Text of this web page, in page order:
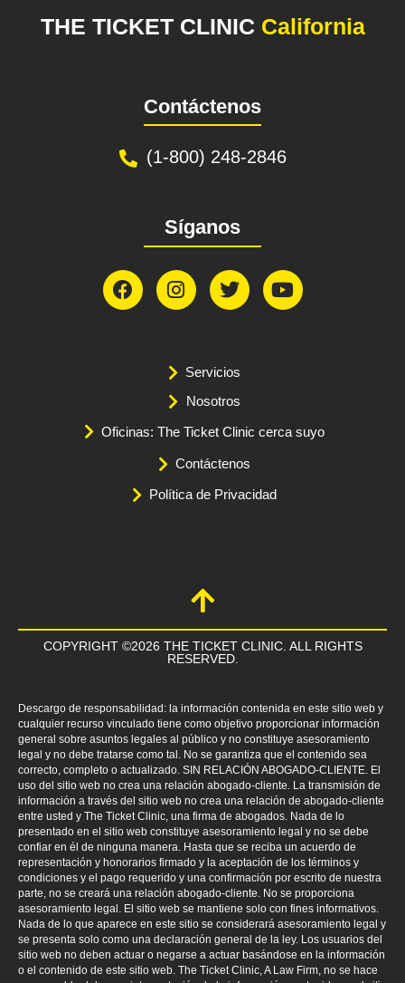
THE TICKET CLINIC California
Contáctenos
(1-800) 248-2846
Síganos
Servicios
Nosotros
Oficinas: The Ticket Clinic cerca suyo
Contáctenos
Política de Privacidad
COPYRIGHT ©2026 THE TICKET CLINIC. ALL RIGHTS
RESERVED.
Descargo de responsabilidad: la información contenida en este sitio web y
cualquier recurso vinculado tiene como objetivo proporcionar información
general sobre asuntos legales al público y no constituye asesoramiento
legal y no debe tratarse como tal. No se garantiza que el contenido sea
correcto, completo o actualizado. SIN RELACIÓN ABOGADO-CLIENTE. El
uso del sitio web no crea una relación abogado-cliente. La transmisión de
información a través del sitio web no crea una relación de abogado-cliente
entre usted y The Ticket Clinic, una firma de abogados. Nada de lo
presentado en el sitio web constituye asesoramiento legal y no se debe
confiar en él de ninguna manera. Hasta que se reciba un acuerdo de
representación y honorarios firmado y la aceptación de los términos y
condiciones y el pago requerido y una confirmación por escrito de nuestra
parte, no se creará una relación abogado-cliente. No se proporciona
asesoramiento legal. El sitio web se mantiene solo con fines informativos.
Nada de lo que aparece en este sitio se considerará asesoramiento legal y
se presenta solo como una declaración general de la ley. Los usuarios del
sitio web no deben actuar o negarse a actuar basándose en la información
o el contenido de este sitio web. The Ticket Clinic, A Law Firm, no se hace